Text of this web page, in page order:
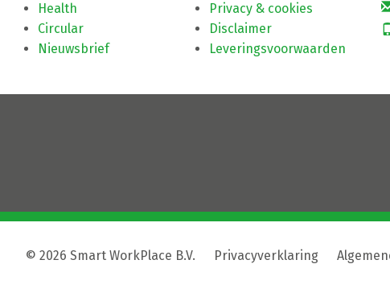
Health
Circular
Nieuwsbrief
Privacy & cookies
Disclaimer
Leveringsvoorwaarden
© 2026 Smart WorkPlace B.V. Privacyverklaring